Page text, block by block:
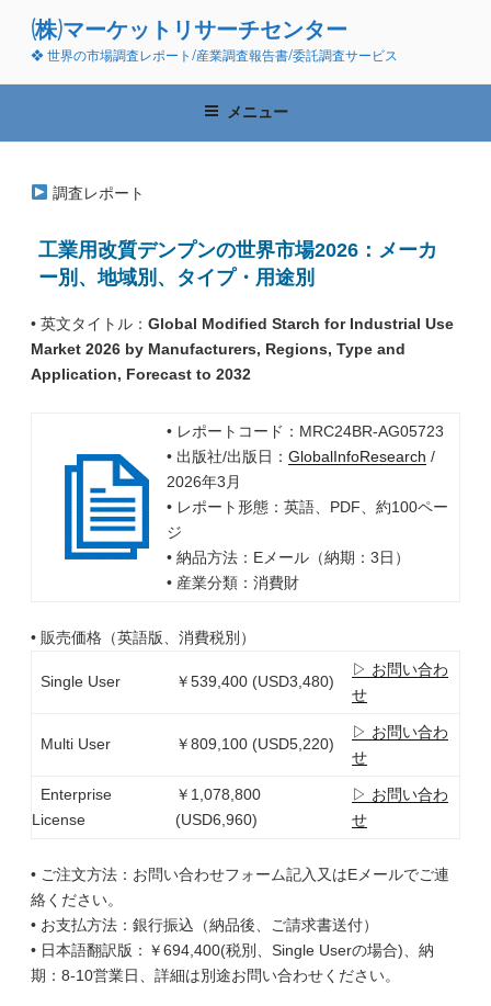
ン
(株)マーケットリサーチセンター
❖ 世界の市場調査レポート/産業調査報告書/委託調査サービス
メニュー
調査レポート
工業用改質デンプンの世界市場2026：メーカ
ー別、地域別、タイプ・用途別
• 英文タイトル： Global Modified Starch for Industrial Use
Market 2026 by Manufacturers, Regions, Type and
Application, Forecast to 2032
• レポートコード：MRC24BR-AG05723
• 出版社/出版日： GlobalInfoResearch /
2026年3月
• レポート形態：英語、PDF、約100ペー
ジ
• 納品方法：Eメール（納期：3日）
• 産業分類：消費財
• 販売価格（英語版、消費税別）
Single User ￥539,400 (USD3,480)
▷ お問い合わ
せ
Multi User ￥809,100 (USD5,220)
▷ お問い合わ
せ
Enterprise
License
￥1,078,800
(USD6,960)
▷ お問い合わ
せ
• ご注文方法：お問い合わせフォーム記入又はEメールでご連
絡ください。
• お支払方法：銀行振込（納品後、ご請求書送付）
• 日本語翻訳版：￥694,400(税別、Single Userの場合)、納
期：8-10営業日、詳細は別途お問い合わせください。